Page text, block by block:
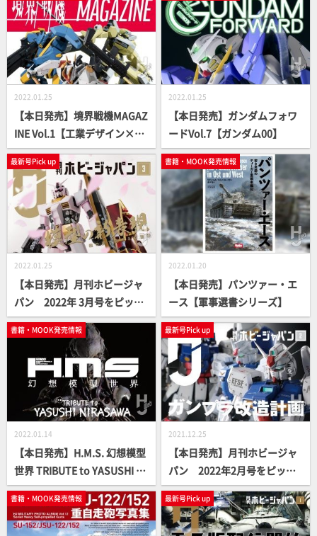
2022.01.25
【本日発売】境界戦機MAGAZ
INE Vol.1【工業デザイン×最
新ロボット＝???】
2022.01.25
【本日発売】ガンダムフォワ
ードVol.7【ガンダム00】
最新号Pick up
2022.01.25
【本日発売】月刊ホビージャ
パン 2022年 3月号をピック
アップ！
書籍・MOOK発売情報
2022.01.20
【本日発売】パンツァー・エ
ース【軍事選書シリーズ】
書籍・MOOK発売情報
2022.01.14
【本日発売】H.M.S. 幻想模型
世界 TRIBUTE to YASUSHI NI
RASAWA【立体造形ムック】
最新号Pick up
2021.12.25
【本日発売】月刊ホビージャ
パン 2022年2月号をピック
アップ！
書籍・MOOK発売情報 最新号Pick up